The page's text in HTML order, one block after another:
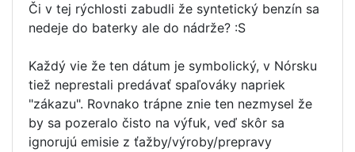
Či v tej rýchlosti zabudli že syntetický benzín sa
nedeje do baterky ale do nádrže? :S
Každý vie že ten dátum je symbolický, v Nórsku
tiež neprestali predávať spaľováky napriek
"zákazu". Rovnako trápne znie ten nezmysel že
by sa pozeralo čisto na výfuk, veď skôr sa
ignorujú emisie z ťažby/výroby/prepravy